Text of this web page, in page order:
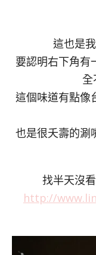
這也是
要認明右下角有
全
這個味道有點像
也是很夭壽的涮
找半天沒
http://